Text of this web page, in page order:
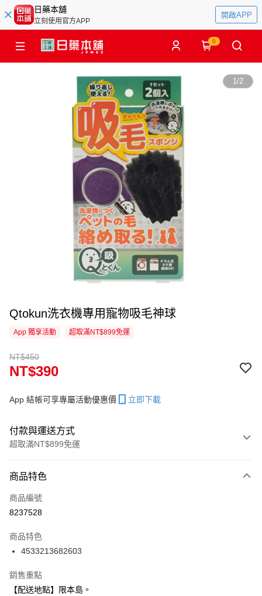
日藥本舖
立刻使用官方APP
開啟APP
0
1/2
Qtokun洗衣機專用寵物吸毛神球
App 獨享活動 超取滿NT$899免運
NT$450
NT$390
App 結帳可享專屬活動優惠價 立即下載
付款與運送方式
超取滿NT$899免運
信用卡一次付款
信用卡分期付款
合作金庫商業銀行
華南商業銀行
國泰世華商業銀行
臺灣中小企業銀行
Apple Pay
商品特色
商品編號
8237528
商品特色
4533213682603
銷售重點
【配送地點】限本島。